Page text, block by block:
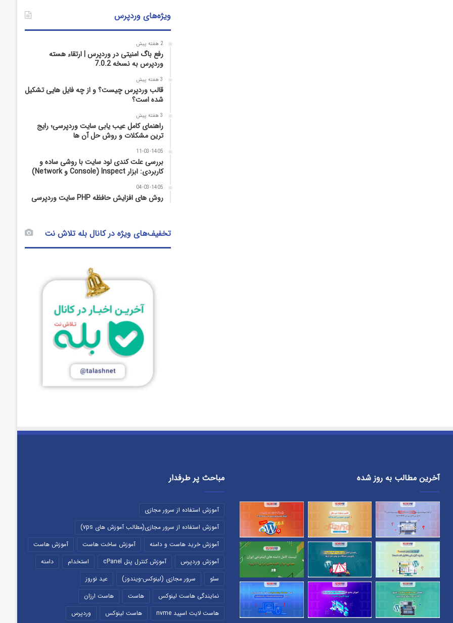
ویژه‌های وردپرس
2 هفته پیش
رفع باگ امنیتی در وردپرس | ارتقاء هسته
وردپرس به نسخه 7.0.2
3 هفته پیش
قالب وردپرس چیست؟ و از چه فایل­ هایی تشکیل
شده است؟
3 هفته پیش
راهنمای کامل عیب‌ یابی سایت وردپرسی؛ رایج‌
ترین مشکلات و روش حل آن‌ ها
11-03-1405
بررسی علت کندی لود سایت با روشی ساده و
کاربردی: ابزار Inspect (Console و Network)
04-03-1405
روش‌ های افزایش حافظه PHP سایت وردپرسی
تخفیف‌های ویژه در کانال بله تلاش نت
آخرین مطالب به روز شده مباحث پر طرفدار
آموزش استفاده از سرور مجازی
آموزش استفاده از سرور مجازی(مطالب آموزش های vps)
آموزش خرید هاست و دامنه
آموزش ساخت هاست
آموزش هاست
آموزش وردپرس
آموزش کنترل پنل cPanel استخدام
دامنه
سئو
سرور مجازی (لینوکس-ویندوز)
عید نوروز
نمایندگی هاست لینوکس
هاست
هاست ارزان
هاست لایت اسپید nvme
هاست لینوکس وردپرس